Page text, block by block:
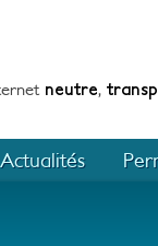
neutre,
Actualités